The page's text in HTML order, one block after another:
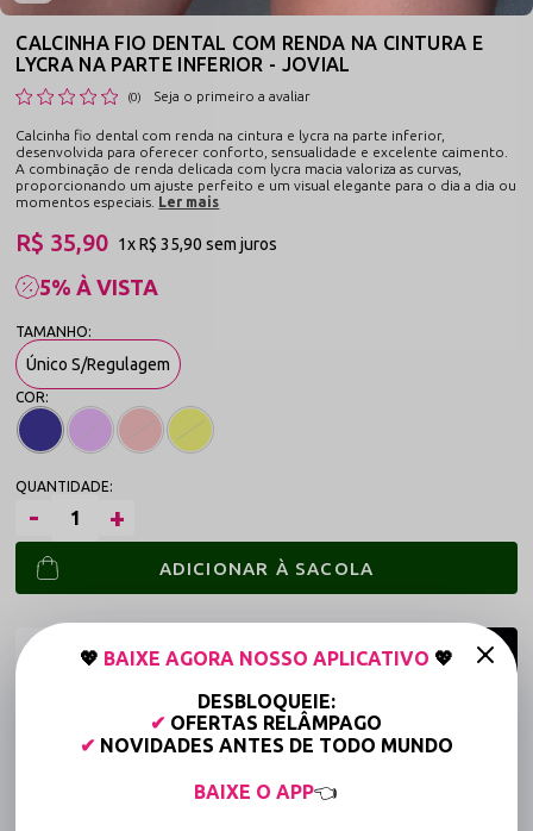
CALCINHA FIO DENTAL COM RENDA NA CINTURA E
LYCRA NA PARTE INFERIOR - JOVIAL
(0) Seja o primeiro a avaliar
Calcinha fio dental com renda na cintura e lycra na parte inferior,
desenvolvida para oferecer conforto, sensualidade e excelente caimento.
A combinação de renda delicada com lycra macia valoriza as curvas,
proporcionando um ajuste perfeito e um visual elegante para o dia a dia ou
momentos especiais. Ler mais
5% À VISTA
R$ 35,90 1xR$ 35,90sem juros
Único S/Regulagem
ADICIONAR À SACOLA
Frete grátis a partir de R$149,90 (Varejo)*
Até 6x Sem Juros (Varejo)
15% OFF para Compras Acima de R$400,00 (Varejo)
💖 BAIXE AGORA NOSSO APLICATIVO 💖
DESBLOQUEIE:
✔ OFERTAS RELÂMPAGO
✔ NOVIDADES ANTES DE TODO MUNDO
BAIXE O APP👈